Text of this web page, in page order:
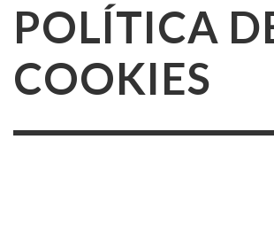
POLÍTICA
COOKIES